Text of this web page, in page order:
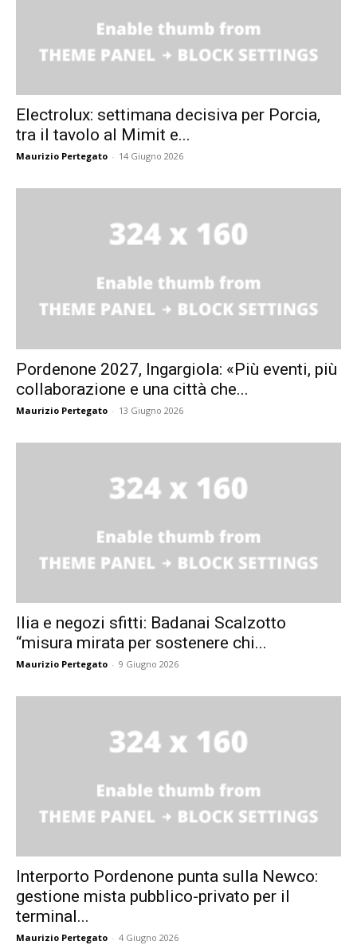
Electrolux: settimana decisiva per Porcia,
tra il tavolo al Mimit e...
Maurizio Pertegato - 14 Giugno 2026
Pordenone 2027, Ingargiola: «Più eventi, più
collaborazione e una città che...
Maurizio Pertegato - 13 Giugno 2026
Ilia e negozi sfitti: Badanai Scalzotto
“misura mirata per sostenere chi...
Maurizio Pertegato - 9 Giugno 2026
Interporto Pordenone punta sulla Newco:
gestione mista pubblico-privato per il
terminal...
Maurizio Pertegato - 4 Giugno 2026